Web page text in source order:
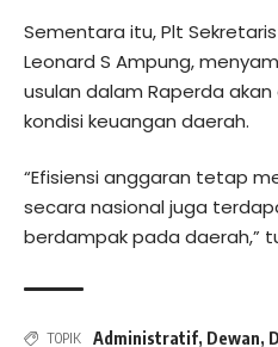
Sementara itu, Plt
Leonard S Ampung,
usulan dalam Raperda
kondisi keuangan daerah.
“Efisiensi anggaran tetap
secara nasional juga
berdampak pada daerah,”
TOPIK Administratif, Dewan,